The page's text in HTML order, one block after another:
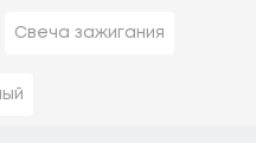
Свеча зажигания